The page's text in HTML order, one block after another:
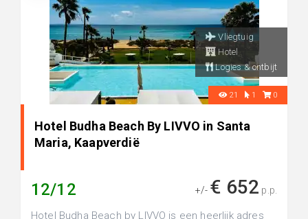
Vliegtuig
Hotel
Logies & ontbijt
21 1 0
Hotel Budha Beach By LIVVO in Santa
Maria, Kaapverdië
12/12 +/- € 652 p.p.
Hotel Budha Beach by LIVVO is een heerlijk adres